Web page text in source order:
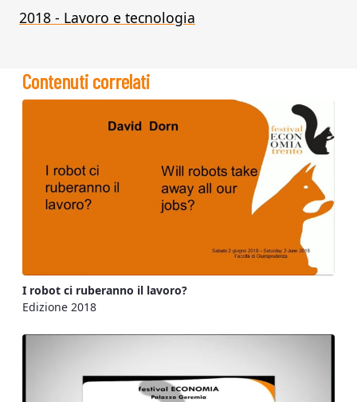
2018 - Lavoro e tecnologia
Contenuti correlati
I robot ci ruberanno il lavoro?
Edizione 2018